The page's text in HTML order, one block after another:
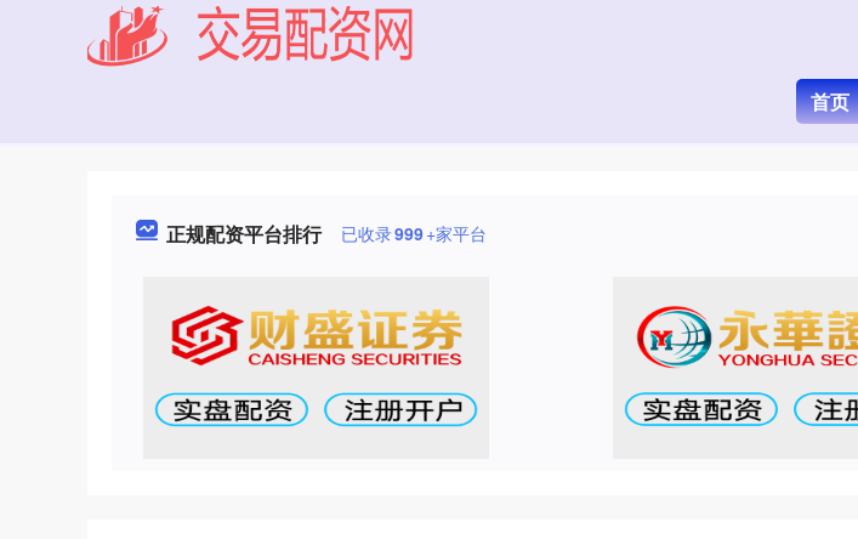
首页
正规配资平台排行 已收录999+家平台